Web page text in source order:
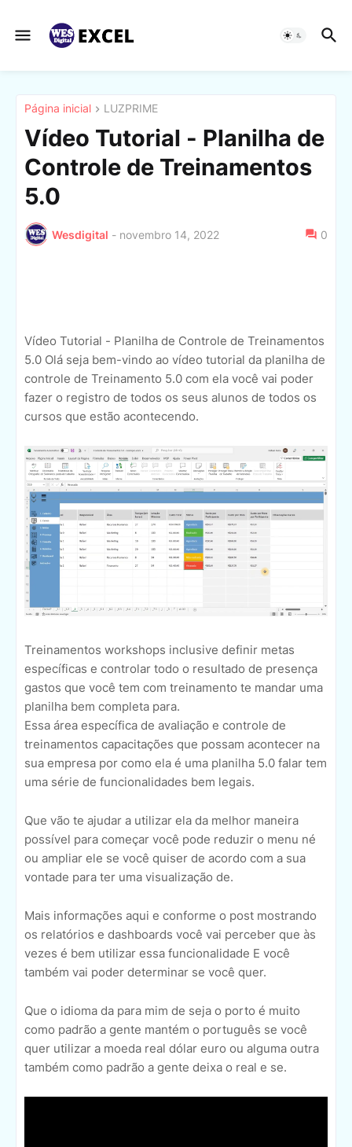
Página inicial LUZPRIME
Vídeo Tutorial - Planilha de
Controle de Treinamentos
5.0
Wesdigital - novembro 14, 2022 0
Vídeo Tutorial - Planilha de Controle de Treinamentos
5.0 Olá seja bem-vindo ao vídeo tutorial da planilha de
controle de Treinamento 5.0 com ela você vai poder
fazer o registro de todos os seus alunos de todos os
cursos que estão acontecendo.
Treinamentos workshops inclusive definir metas
específicas e controlar todo o resultado de presença
gastos que você tem com treinamento te mandar uma
planilha bem completa para.
Essa área específica de avaliação e controle de
treinamentos capacitações que possam acontecer na
sua empresa por como ela é uma planilha 5.0 falar tem
uma série de funcionalidades bem legais.
Que vão te ajudar a utilizar ela da melhor maneira
possível para começar você pode reduzir o menu né
ou ampliar ele se você quiser de acordo com a sua
vontade para ter uma visualização de.
Mais informações aqui e conforme o post mostrando
os relatórios e dashboards você vai perceber que às
vezes é bem utilizar essa funcionalidade E você
também vai poder determinar se você quer.
Que o idioma da para mim de seja o porto é muito
como padrão a gente mantém o português se você
quer utilizar a moeda real dólar euro ou alguma outra
também como padrão a gente deixa o real e se.